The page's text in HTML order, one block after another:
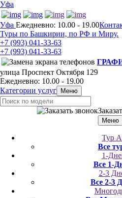
Уфа
Уфа Ежедневно: 10.00 - 19.00
Туры по Башкирии, по РФ и Миру.
+7 (993) 041-33-63
+7 (993) 041-33-63
улица Проспект Октября 129
Ежедневно: 10.00 - 19.00
Категории услуг
Меню
Меню
Тур
Все
1-
Все 1-
2-3
Все 2-3